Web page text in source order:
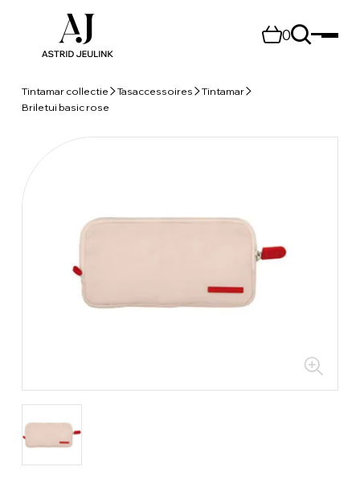
0
Tintamar collectie Tasaccessoires
Tintamar
Briletui basic rose